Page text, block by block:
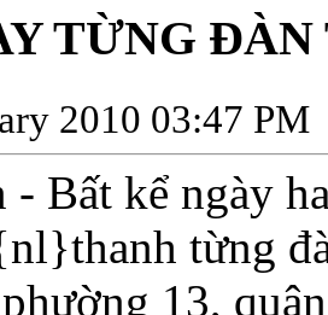
TỪNG
2010 03:47 PM
- Bất kể ngày
từng
13,